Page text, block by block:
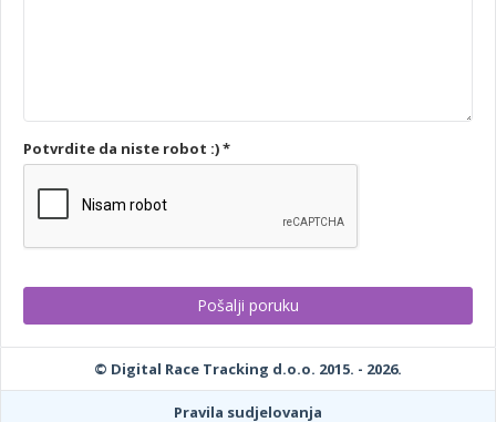
Potvrdite da niste robot :) *
© Digital Race Tracking d.o.o. 2015. - 2026.
Pravila sudjelovanja